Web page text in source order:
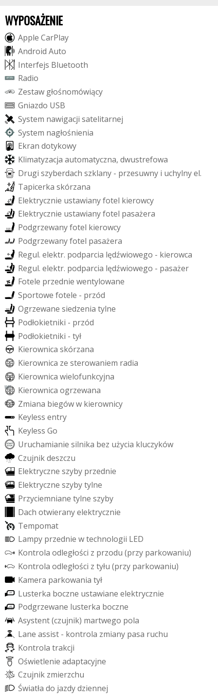
WYPOSAŻENIE
Apple CarPlay
Android Auto
Interfejs Bluetooth
Radio
Zestaw głośnomówiący
Gniazdo USB
System nawigacji satelitarnej
System nagłośnienia
Ekran dotykowy
Klimatyzacja automatyczna, dwustrefowa
Drugi szyberdach szklany - przesuwny i uchylnyel.
Tapicerka skórzana
Elektrycznie ustawianyfotel kierowcy
Elektrycznie ustawianyfotel pasażera
Podgrzewanyfotel kierowcy
Podgrzewanyfotel pasażera
Regul. elektr. podparcia lędźwiowego - kierowca
Regul. elektr. podparcia lędźwiowego - pasażer
Fotele przednie wentylowane
Sportowe fotele - przód
Ogrzewane siedzenia tylne
Podłokietniki - przód
Podłokietniki - tył
Kierownica skórzana
Kierownica ze sterowaniem radia
Kierownica wielofunkcyjna
Kierownica ogrzewana
Zmiana biegóww kierownicy
Keyless entry
Keyless Go
Uruchamianie silnika bez użycia kluczyków
Czujnikdeszczu
Elektryczne szyby przednie
Elektryczne szybytylne
Przyciemniane tylne szyby
Dach otwieranyelektrycznie
Tempomat
Lampy przednie wtechnologii LED
Kontrola odległości z przodu (przy parkowaniu)
Kontrola odległości z tyłu (przy parkowaniu)
Kamera parkowania tył
Lusterka boczne ustawiane elektrycznie
Podgrzewane lusterka boczne
Asystent(czujnik) martwego pola
Lane assist - kontrola zmiany pasa ruchu
Kontrola trakcji
Oświetlenie adaptacyjne
Czujnik zmierzchu
Światła do jazdydziennej